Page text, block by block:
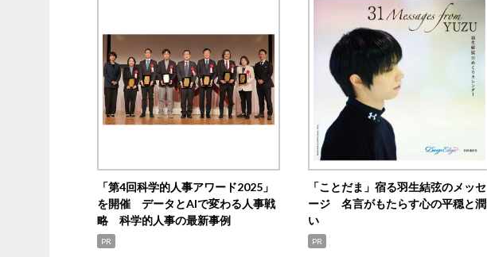
「第4回科学的人事アワード2025」
を開催 データとAIで変わる人事戦
略 科学的人事の最新事例
PR
「ことだま」宿る羽生結弦のメッセ
ージ 名言がもたらす心の平穏と潤
い
PR